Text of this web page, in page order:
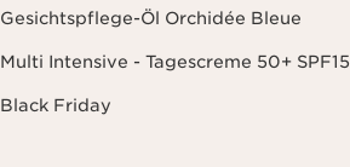
Gesichtspflege-Öl Orchidée Bleue
Multi Intensive - Tagescreme 50+ SPF15
Black Friday